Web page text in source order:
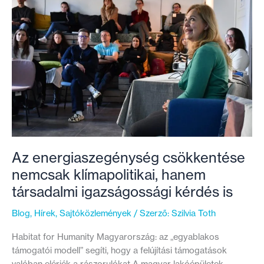
Az energiaszegénység csökkentése
nemcsak klímapolitikai, hanem
társadalmi igazságossági kérdés is
Blog, Hírek, Sajtóközlemények / Szerző: Szilvia Toth
Habitat for Humanity Magyarország: az „egyablakos
támogatói modell” segíti, hogy a felújítási támogatások